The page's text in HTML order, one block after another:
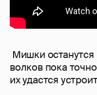
Мишки останутся
волков пока
их удастся